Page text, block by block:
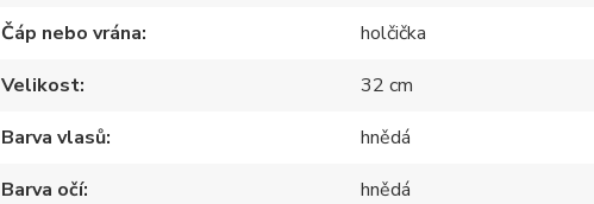
Čáp nebo vrána
holčička
Velikost
32 cm
Barva vlasů
hnědá
Barva očí
hnědá